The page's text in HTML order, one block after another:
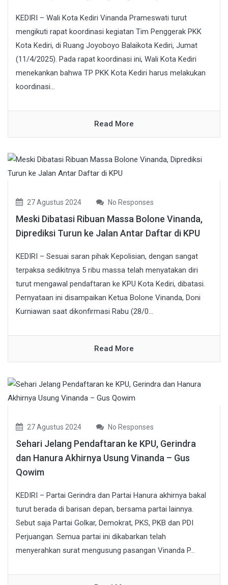
KEDIRI – Wali Kota Kediri Vinanda Prameswati turut
mengikuti rapat koordinasi kegiatan Tim Penggerak PKK
Kota Kediri, di Ruang Joyoboyo Balaikota Kediri, Jumat
(11/4/2025). Pada rapat koordinasi ini, Wali Kota Kediri
menekankan bahwa TP PKK Kota Kediri harus melakukan
koordinasi...
Read More
27 Agustus 2024 No Responses
Meski Dibatasi Ribuan Massa Bolone Vinanda,
Diprediksi Turun ke Jalan Antar Daftar di KPU
KEDIRI – Sesuai saran pihak Kepolisian, dengan sangat
terpaksa sedikitnya 5 ribu massa telah menyatakan diri
turut mengawal pendaftaran ke KPU Kota Kediri, dibatasi.
Pernyataan ini disampaikan Ketua Bolone Vinanda, Doni
Kurniawan saat dikonfirmasi Rabu (28/0...
Read More
27 Agustus 2024 No Responses
Sehari Jelang Pendaftaran ke KPU, Gerindra
dan Hanura Akhirnya Usung Vinanda – Gus
Qowim
KEDIRI – Partai Gerindra dan Partai Hanura akhirnya bakal
turut berada di barisan depan, bersama partai lainnya.
Sebut saja Partai Golkar, Demokrat, PKS, PKB dan PDI
Perjuangan. Semua partai ini dikabarkan telah
menyerahkan surat mengusung pasangan Vinanda P...